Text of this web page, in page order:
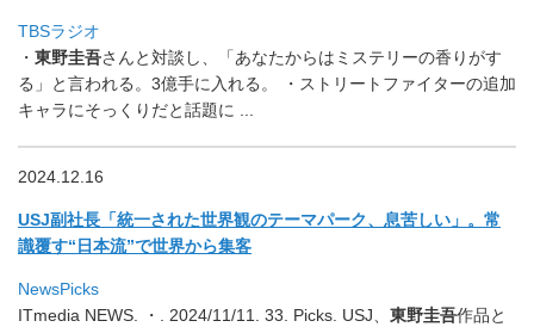
TBSラジオ
・ 東野圭吾さんと対談し、「あなたからはミステリーの香りがす
る」と言われる。 3億手に入れる。 ・ストリートファイターの追加
キャラにそっくりだと話題に ..
2024.12.16
USJ副社長「統一された世界観のテーマパーク、息苦しい」。 常
識覆す“日本流”で世界から集客
NewsPicks
ITmedia NEWS. ・. 2024/11/11. 33. Picks. USJ、 東野圭吾作品と